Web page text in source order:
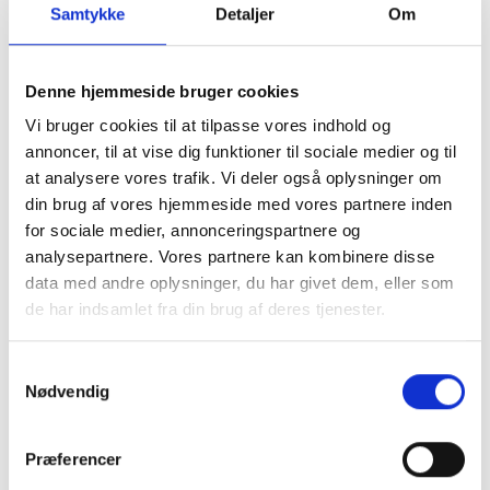
Samtykke Detaljer Om
Denne hjemmeside bruger cookies
Vi bruger cookies til at tilpasse vores indhold og
annoncer, til at vise dig funktioner til sociale medier og til
at analysere vores trafik. Vi deler også oplysninger om
din brug af vores hjemmeside med vores partnere inden
for sociale medier, annonceringspartnere og
analysepartnere. Vores partnere kan kombinere disse
data med andre oplysninger, du har givet dem, eller som
de har indsamlet fra din brug af deres tjenester.
Nødvendig
Præferencer
centralt fokus på netop udbredelse og
af Danmark i vores samarbejde med kommuner.
Og vores undersøgelser viser også, at der
bestemt er et behov for teknologiske løsninger,
hvis vi i fremtiden skal kunne fastholde
velfærdsniveauet i kommunerne. Han
fortsætter:
- Som nationalt netværk for velfærdsteknologi
ser vi derfor stor værdi i, at der kommer øget
fokus på idriftsættelse og udbredelse af
velfærdsteknologi i kommunerne – specielt i en
tid, hvor arbejdskraften er et stigende problem.
og stiller oplagt vores viden, netværk og